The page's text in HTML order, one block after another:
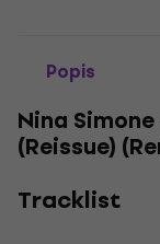
Popis
Nina
(Reissue)
Tracklist